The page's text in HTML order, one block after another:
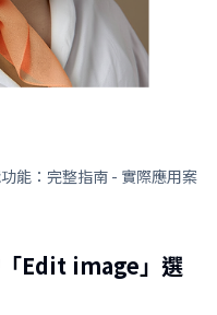
能：完整指南 - 實際應用案
Edit image」選